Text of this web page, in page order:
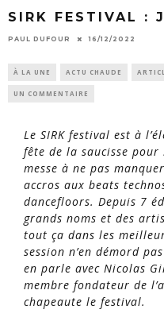
SIRK FESTIVAL :
PAUL DUFOUR 16/12/2022
À LA UNE ACTU CHAUDE
UN COMMENTAIRE
Le SIRK festival est à
fête de la saucisse
messe à ne pas
accros aux beats
dancefloors. Depuis 7
grands noms et des
tout ça dans les
session n’en démord
en parle avec Nicolas
membre fondateur de
chapeaute le festival.